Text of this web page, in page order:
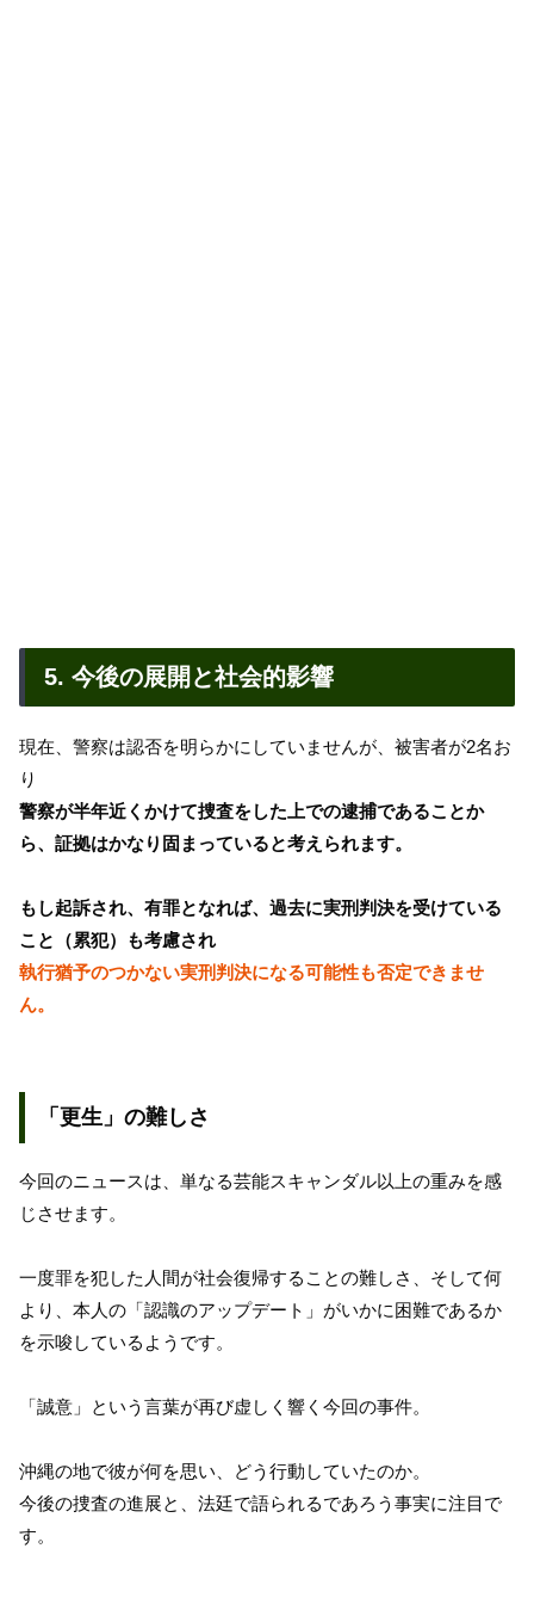
5. 今後の展開と社会的影響
現在、警察は認否を明らかにしていませんが、被害者が2名お
り
警察が半年近くかけて捜査をした上での逮捕であることか
ら、証拠はかなり固まっていると考えられます。
もし起訴され、有罪となれば、過去に実刑判決を受けている
こと（累犯）も考慮され
執行猶予のつかない実刑判決になる可能性も否定できませ
ん。
「更生」の難しさ
今回のニュースは、単なる芸能スキャンダル以上の重みを感
じさせます。
一度罪を犯した人間が社会復帰することの難しさ、そして何
より、本人の「認識のアップデート」がいかに困難であるか
を示唆しているようです。
「誠意」という言葉が再び虚しく響く今回の事件。
沖縄の地で彼が何を思い、どう行動していたのか。
今後の捜査の進展と、法廷で語られるであろう事実に注目で
す。